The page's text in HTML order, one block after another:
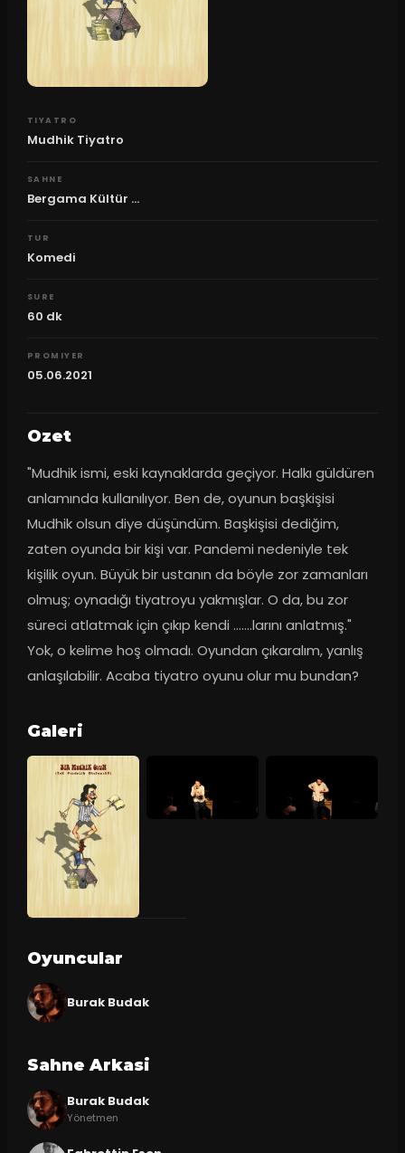
TIYATRO
Mudhik Tiyatro
SAHNE
Bergama Kültür ...
TUR
Komedi
SURE
60 dk
PROMIYER
05.06.2021
Ozet
"Mudhik ismi, eski kaynaklarda geçiyor. Halkı güldüren
anlamında kullanılıyor. Ben de, oyunun başkişisi
Mudhik olsun diye düşündüm. Başkişisi dediğim,
zaten oyunda bir kişi var. Pandemi nedeniyle tek
kişilik oyun. Büyük bir ustanın da böyle zor zamanları
olmuş; oynadığı tiyatroyu yakmışlar. O da, bu zor
süreci atlatmak için çıkıp kendi …….larını anlatmış."
Yok, o kelime hoş olmadı. Oyundan çıkaralım, yanlış
anlaşılabilir. Acaba tiyatro oyunu olur mu bundan?
Galeri
Oyuncular
Burak Budak
Sahne Arkasi
Burak Budak
Yönetmen